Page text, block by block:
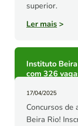
superior.
Ler mais>
Instituto
com 326
17/04/2025
Concursos
Beira Rio!